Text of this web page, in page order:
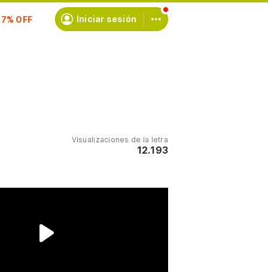
Iniciar sesión
Visualizaciones de la letra
12.193